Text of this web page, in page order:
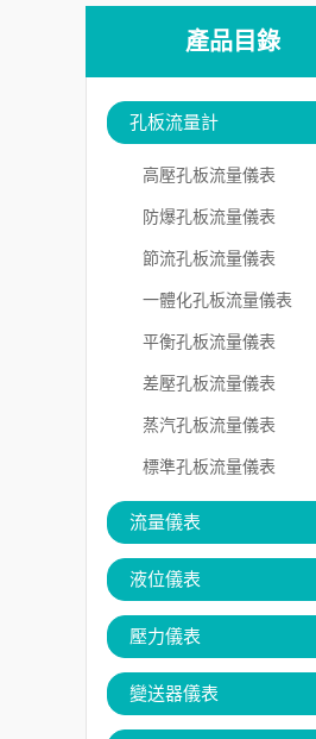
產品目錄
孔板流量計
高壓孔板流量儀表
防爆孔板流量儀表
節流孔板流量儀表
一體化孔板流量儀表
平衡孔板流量儀表
差壓孔板流量儀表
蒸汽孔板流量儀表
標準孔板流量儀表
流量儀表
液位儀表
壓力儀表
變送器儀表